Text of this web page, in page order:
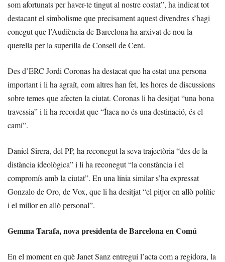
som afortunats per haver-te tingut al nostre costat”, ha indicat tot
destacant el simbolisme que precisament aquest divendres s’hagi
conegut que l’Audiència de Barcelona ha arxivat de nou la
querella per la superilla de Consell de Cent.
Des d’ERC Jordi Coronas ha destacat que ha estat una persona
important i li ha agraït, com altres han fet, les hores de discussions
sobre temes que afecten la ciutat. Coronas li ha desitjat “una bona
travessia” i li ha recordat que “Ítaca no és una destinació, és el
camí”.
Daniel Sirera, del PP, ha reconegut la seva trajectòria “des de la
distància ideològica” i li ha reconegut “la constància i el
compromís amb la ciutat”. En una línia similar s’ha expressat
Gonzalo de Oro, de Vox, que li ha desitjat “el pitjor en allò polític
i el millor en allò personal”.
Gemma Tarafa, nova presidenta de Barcelona en Comú
En el moment en què Janet Sanz entregui l’acta com a regidora, la